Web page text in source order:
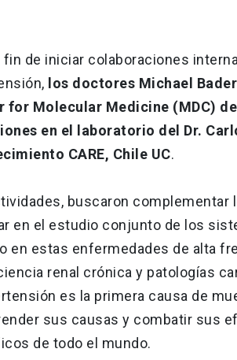
fin de iniciar colaboraciones
los doctores Michael
for Molecular Medicine (MDC)
en el laboratorio del Dr.
CARE, Chile UC.
buscaron
en el estudio conjunto de los
en estas enfermedades de alta
renal crónica y patologías
es la primera causa de
sus causas y combatir sus
de todo el mundo.